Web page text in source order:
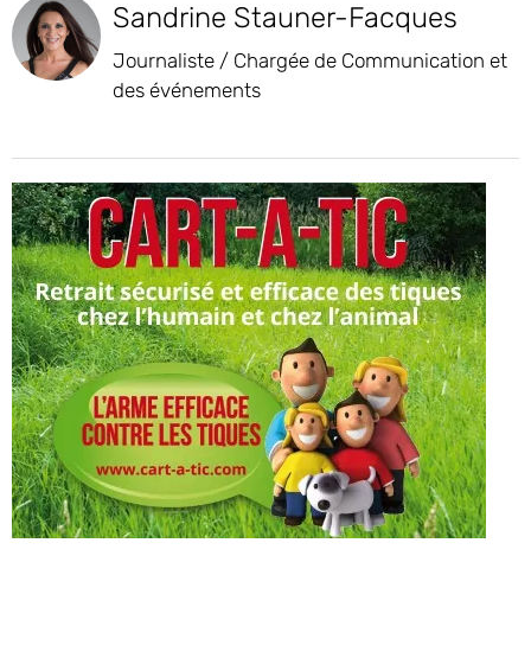
Sandrine Stauner-Facques
Journaliste / Chargée de Communication et
des événements